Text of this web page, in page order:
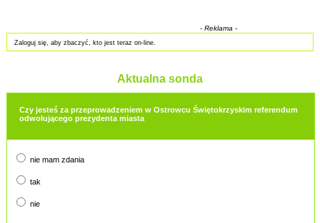
- Reklama -
Zaloguj się, aby zbaczyć, kto jest teraz on-line.
Aktualna sonda
Czy jesteś za przeprowadzeniem w Ostrowcu Świętokrzyskim referendum
odwołującego prezydenta miasta
nie mam zdania
tak
nie